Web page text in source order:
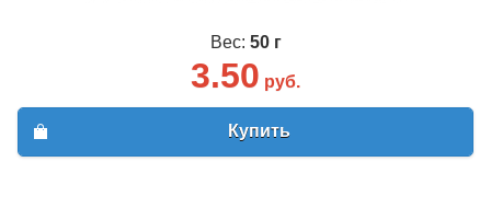
Вес: 50 г
3.50 руб.
Купить